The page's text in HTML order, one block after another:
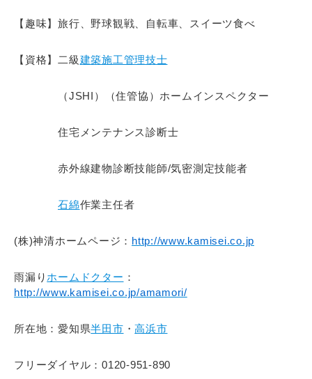
【趣味】旅行、野球観戦、自転車、スイーツ食べ
【資格】二級建築施工管理技士
（JSHI）（住管協）ホームインスペクター
住宅メンテナンス診断士
赤外線建物診断技能師/気密測定技能者
石綿作業主任者
(株)神清ホームページ： http://www.kamisei.co.jp
雨漏り ホームドクター ：
http://www.kamisei.co.jp/amamori/
所在地：愛知県半田市 ・高浜市
フリーダイヤル：0120-951-890